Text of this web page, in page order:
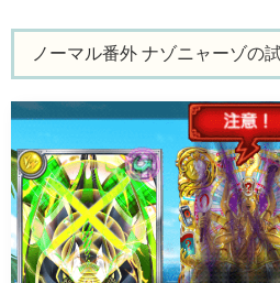
ノーマル番外 ナゾニャーゾの